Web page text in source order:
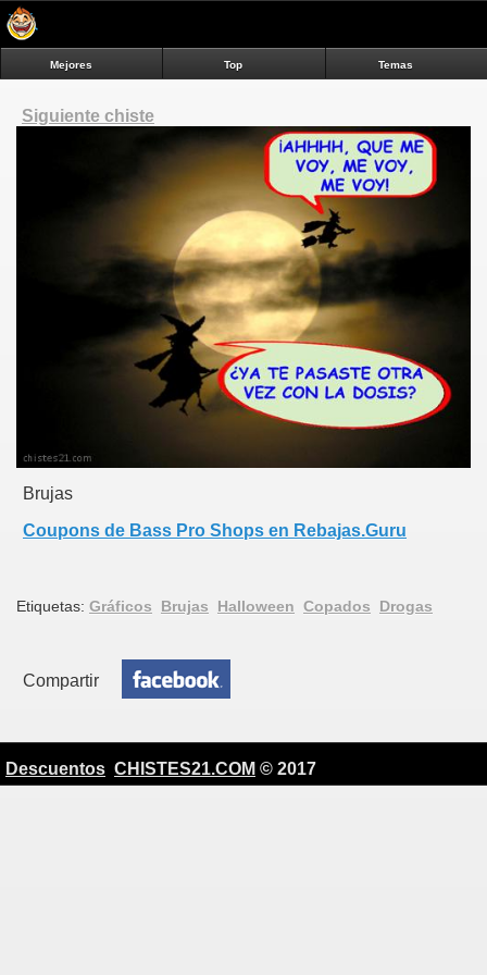
Mejores Top Temas
Siguiente chiste
Brujas
Coupons de Bass Pro Shops en Rebajas.Guru
Etiquetas: Gráficos Brujas Halloween Copados Drogas
Compartir
Descuentos CHISTES21.COM © 2017